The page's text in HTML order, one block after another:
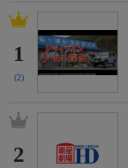
1
(2)
2